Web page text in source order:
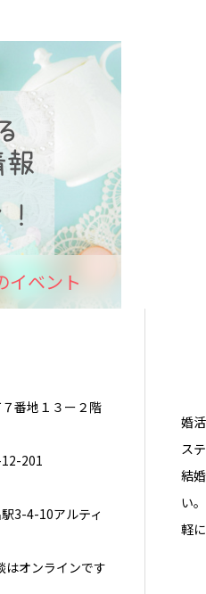
イベント
番地１３ー２階
201
3-4-10アルティ
オンラインです
婚
ス
結
い
軽